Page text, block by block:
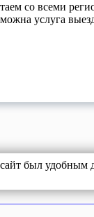
со всеми
услуга
был удобным